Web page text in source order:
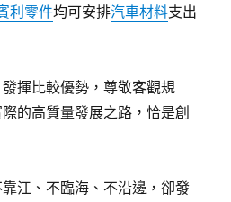
利零件均可安排汽車材料支出
揮比較優勢，尊敬客觀規
的高質量發展之路，恰是創
江、不臨海、不沿邊，卻發